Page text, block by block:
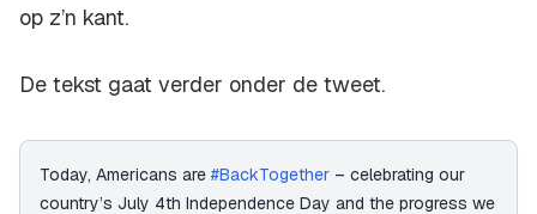
op z’n kant.
De tekst gaat verder onder de tweet.
Today, Americans are #BackTogether – celebrating our
country’s July 4th Independence Day and the progress we